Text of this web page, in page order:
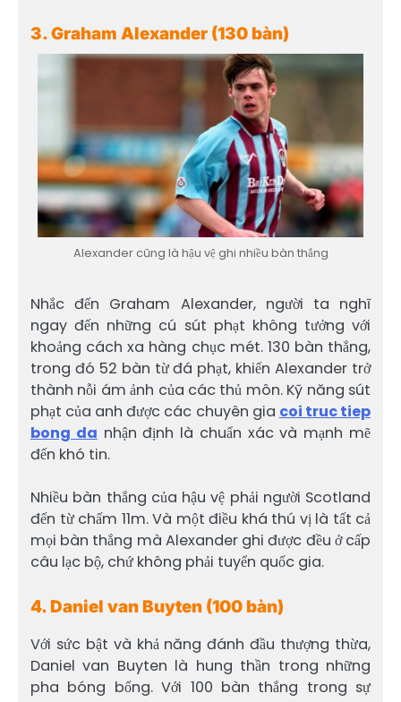
3. Graham Alexander (130 bàn)
Alexander cũng là hậu vệ ghi nhiều bàn thắng
Nhắc đến Graham Alexander, người ta nghĩ
ngay đến những cú sút phạt không tưởng với
khoảng cách xa hàng chục mét. 130 bàn thắng,
trong đó 52 bàn từ đá phạt, khiến Alexander trở
thành nỗi ám ảnh của các thủ môn. Kỹ năng sút
phạt của anh được các chuyên gia coi truc tiep
bong da nhận định là chuẩn xác và mạnh mẽ
đến khó tin.
Nhiều bàn thắng của hậu vệ phải người Scotland
đến từ chấm 11m. Và một điều khá thú vị là tất cả
mọi bàn thắng mà Alexander ghi được đều ở cấp
câu lạc bộ, chứ không phải tuyển quốc gia.
4. Daniel van Buyten (100 bàn)
Với sức bật và khả năng đánh đầu thượng thừa,
Daniel van Buyten là hung thần trong những
pha bóng bổng. Với 100 bàn thắng trong sự